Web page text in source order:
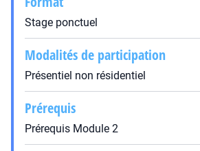
Stage ponctuel
Modalités de participation
Présentiel non résidentiel
Prérequis
Prérequis Module 2